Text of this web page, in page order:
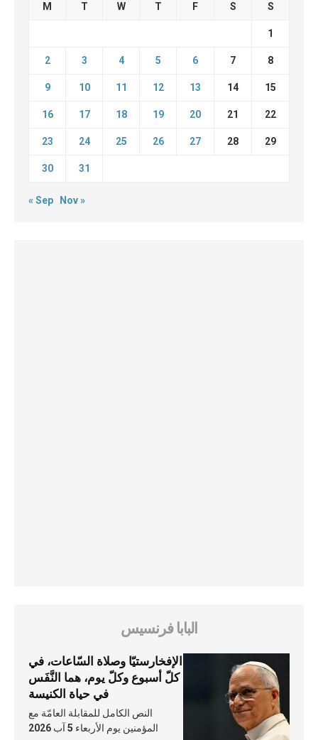
M T W T F S S
1
2 3 4 5 6 7 8
9 10 11 12 13 14 15
16 17 18 19 20 21 22
23 24 25 26 27 28 29
30 31
« Sep Nov »
البابا فرنسيس
الإفخارستيّا وصلاة السّاعات، في
كلّ أسبوع وكلّ يوم، هما النَّفَس
في حياة الكنيسة
النص الكامل للمقابلة العامّة مع
المؤمنين يوم الأربعاء 5 آب 2026